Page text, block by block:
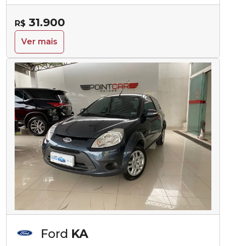
R$ 31.900
Ver mais
Ford KA